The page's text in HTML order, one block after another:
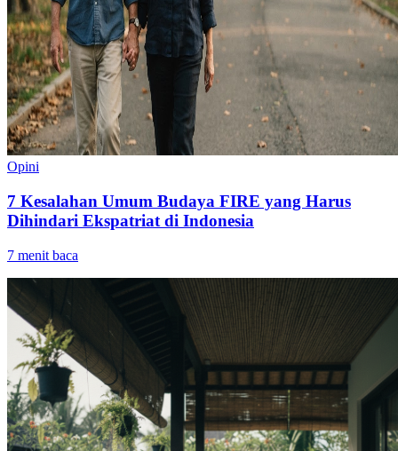
Opini
7 Kesalahan Umum Budaya FIRE yang Harus
Dihindari Ekspatriat di Indonesia
7 menit baca